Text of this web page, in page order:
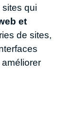
qui
et
de sites,